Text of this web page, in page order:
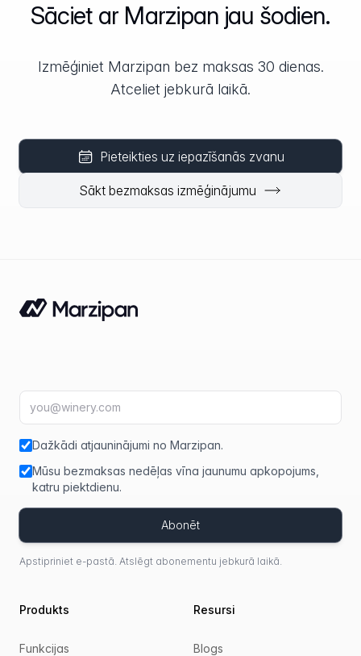
Sāciet ar Marzipan jau šodien.
Izmēģiniet Marzipan bez maksas 30 dienas.
Atceliet jebkurā laikā.
Pieteikties uz iepazīšanās zvanu
Sākt bezmaksas izmēģinājumu
E-pasta adrese
Dažkādi atjauninājumi no Marzipan.
Mūsu bezmaksas nedēļas vīna jaunumu apkopojums,
katru piektdienu.
Abonēt
Apstipriniet e-pastā. Atslēgt abonementu jebkurā laikā.
Produkts
Funkcijas
Resursi
Blogs